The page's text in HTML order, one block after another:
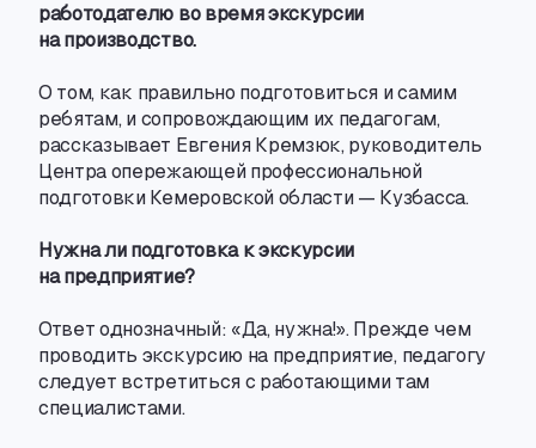
работодателю во время экскурсии
на производство.
О том, как правильно подготовиться и самим
ребятам, и сопровождающим их педагогам,
рассказывает Евгения Кремзюк, руководитель
Центра опережающей профессиональной
подготовки Кемеровской области — Кузбасса.
Нужна ли подготовка к экскурсии
на предприятие?
Ответ однозначный: «Да, нужна!». Прежде чем
проводить экскурсию на предприятие, педагогу
следует встретиться с работающими там
специалистами.